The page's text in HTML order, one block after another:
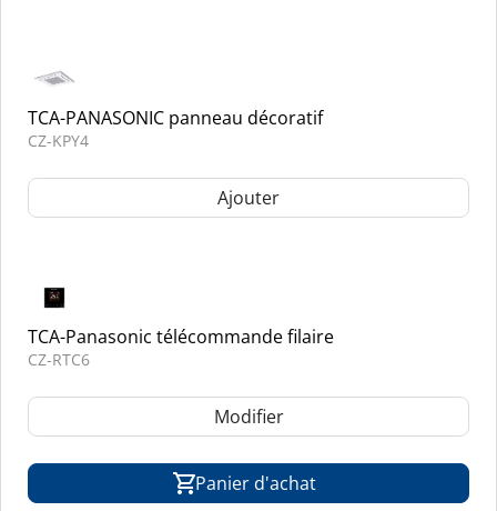
TCA-PANASONIC panneau décoratif
CZ-KPY4
Ajouter
TCA-Panasonic télécommande filaire
CZ-RTC6
Modifier
Panier d'achat